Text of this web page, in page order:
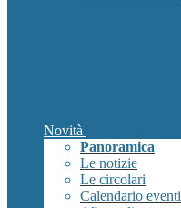
Novità
Panoramica
Le notizie
Le circolari
Calendario eventi